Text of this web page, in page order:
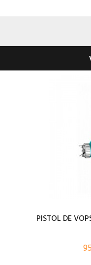
PISTOL DE